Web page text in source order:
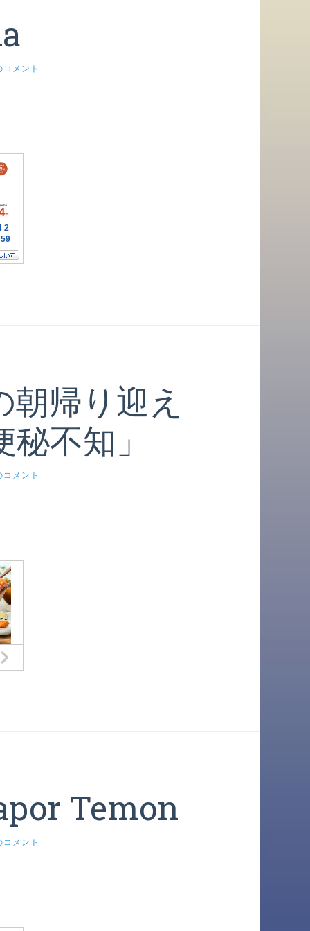
コメント
帰り迎え
不知」
コメント
Temon
コメント